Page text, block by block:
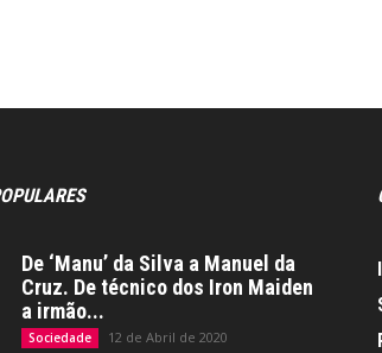
De ‘Manu’ da Silva a Manuel da
Cruz. De técnico dos Iron Maiden
a irmão...
Sociedade 12 de Abril de 2020